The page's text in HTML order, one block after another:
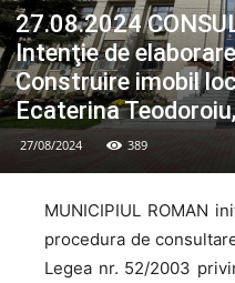
27.08.2024
Intenţie de
Construire imobil
Ecaterina
27/08/2024 389
MUNICIPIUL ROMAN
procedura de
Legea nr. 52/2003